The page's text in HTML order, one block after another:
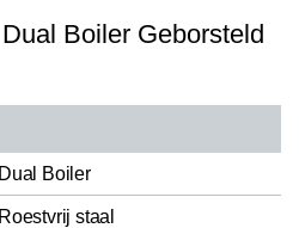
Boiler Geborsteld
Dual Boiler
Roestvrij staal